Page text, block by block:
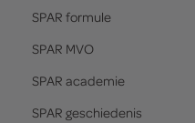
SPAR formule
SPAR MVO
SPAR academie
SPAR geschiedenis